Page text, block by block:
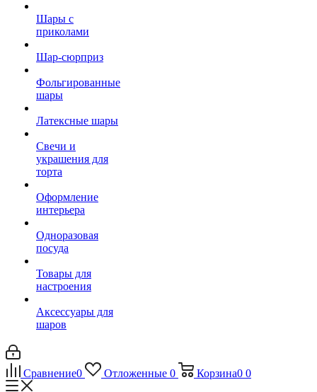
Шары с
приколами
Шар-сюрприз
Фольгированные
шары
Латексные шары
Свечи и
украшения для
торта
Оформление
интерьера
Одноразовая
посуда
Товары для
настроения
Аксессуары для
шаров
Сравнение0 Отложенные 0 Корзина0 0